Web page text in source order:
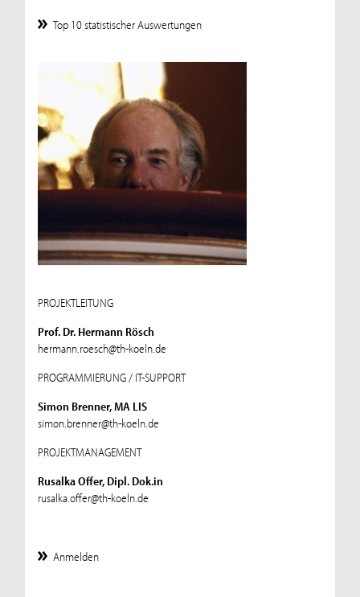
Top 10 statistischer Auswertungen
PROJEKTLEITUNG
Prof. Dr. Hermann Rösch
hermann.roesch@th-koeln.de
PROGRAMMIERUNG / IT-SUPPORT
Simon Brenner, MA LIS
simon.brenner@th-koeln.de
PROJEKTMANAGEMENT
Rusalka Offer, Dipl. Dok.in
rusalka.offer@th-koeln.de
Anmelden